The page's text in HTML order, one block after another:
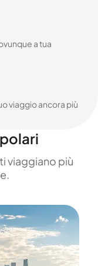
a tua
viaggio ancora più
viaggiano più